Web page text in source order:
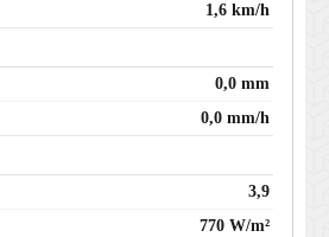
1,6 km/h
0,0 mm
0,0 mm/h
3,9
770 W/m²